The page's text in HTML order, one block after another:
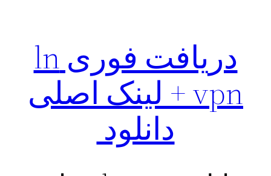
دریافت فوری ln
vpn + لینک اصلی
دانلود